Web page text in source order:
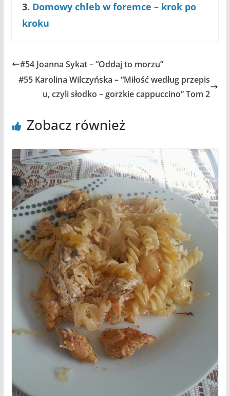
3. Domowy chleb w foremce – krok po
kroku
#54 Joanna Sykat – “Oddaj to morzu”
#55 Karolina Wilczyńska – “Miłość według przepis
u, czyli słodko – gorzkie cappuccino” Tom 2
Zobacz również